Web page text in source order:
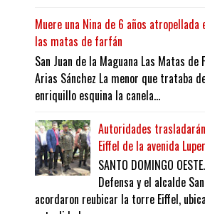
Muere una Nina de 6 años atropellada
las matas de farfán
San Juan de la Maguana Las Matas de
Arias Sánchez La menor que trataba
enriquillo esquina la canela...
Autoridades
Eiffel de la avenida
SANTO DOMINGO
Defensa y el alcalde
acordaron reubicar la torre Eiffel,